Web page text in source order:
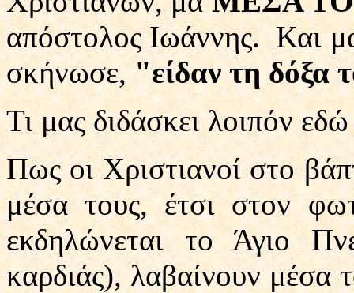
απόστολος Ιωάννης. Και
σκήνωσε, "είδαν τη δόξα
Τι μας διδάσκει λοιπόν
Πως οι Χριστιανοί στο
μέσα τους, έτσι στον
εκδηλώνεται το Άγιο
καρδιάς), λαβαίνουν μέσα